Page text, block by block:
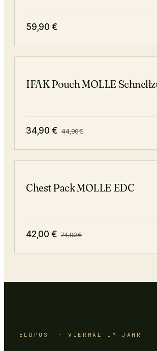
59,90 €
IFAK Pouch MOLLE
34,90 € 44,90€
Chest Pack MOLLE EDC
42,00 € 74,90€
FELDPOST · VIERMAL IM JAHR